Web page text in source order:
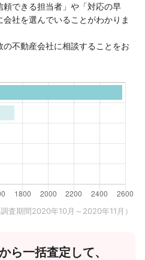
できる担当者」や「対応の早
社を選んでいることがわかりま
不動産会社に相談することをお
査期間2020年10月～2020年11月）
ら一括査定して、